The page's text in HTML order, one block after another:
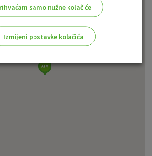
samo nužne kolačiće
Izmijeni postavke kolačića